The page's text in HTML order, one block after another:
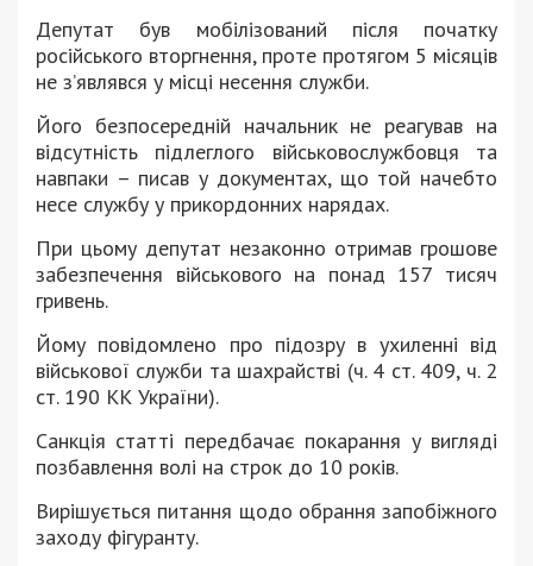
Депутат був мобілізований після початку
російського вторгнення, проте протягом 5 місяців
не з’являвся у місці несення служби.
Його безпосередній начальник не реагував на
відсутність підлеглого військовослужбовця та
навпаки – писав у документах, що той начебто
несе службу у прикордонних нарядах.
При цьому депутат незаконно отримав грошове
забезпечення військового на понад 157 тисяч
гривень.
Йому повідомлено про підозру в ухиленні від
військової служби та шахрайстві (ч. 4 ст. 409, ч. 2
ст. 190 КК України).
Санкція статті передбачає покарання у вигляді
позбавлення волі на строк до 10 років.
Вирішується питання щодо обрання запобіжного
заходу фігуранту.